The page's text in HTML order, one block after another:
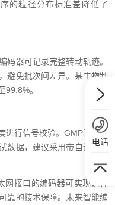
的粒径分布标准差降低了
码器可记录完整转动轨迹。
避免批次间差异。某生物制
99.8%。
进行信号校验。GMP认证要
数据，建议采用带自诊断功
接口的编码器可实现远程
靠的技术保障。未来智能编
电话